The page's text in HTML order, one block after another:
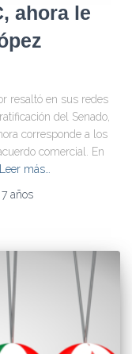
ahora le
resaltó en sus redes
del Senado,
corresponde a los
comercial. En
Leer más…
7 años